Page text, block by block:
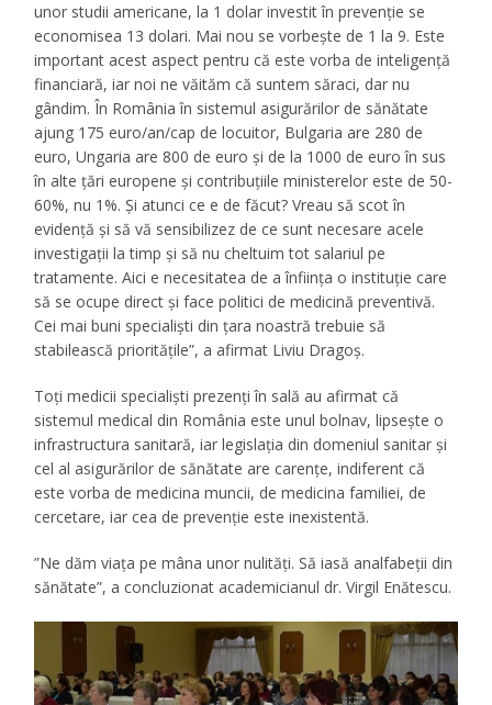
unor studii americane, la 1 dolar investit în prevenție se
economisea 13 dolari. Mai nou se vorbește de 1 la 9. Este
important acest aspect pentru că este vorba de inteligență
financiară, iar noi ne văităm că suntem săraci, dar nu
gândim. În România în sistemul asigurărilor de sănătate
ajung 175 euro/an/cap de locuitor, Bulgaria are 280 de
euro, Ungaria are 800 de euro și de la 1000 de euro în sus
în alte țări europene și contribuțiile ministerelor este de 50-
60%, nu 1%. Și atunci ce e de făcut? Vreau să scot în
evidență și să vă sensibilizez de ce sunt necesare acele
investigații la timp și să nu cheltuim tot salariul pe
tratamente. Aici e necesitatea de a înființa o instituție care
să se ocupe direct și face politici de medicină preventivă.
Cei mai buni specialiști din țara noastră trebuie să
stabilească prioritățile”, a afirmat Liviu Dragoș.
Toți medicii specialiști prezenți în sală au afirmat că
sistemul medical din România este unul bolnav, lipsește o
infrastructura sanitară, iar legislația din domeniul sanitar și
cel al asigurărilor de sănătate are carențe, indiferent că
este vorba de medicina muncii, de medicina familiei, de
cercetare, iar cea de prevenție este inexistentă.
”Ne dăm viața pe mâna unor nulități. Să iasă analfabeții din
sănătate”, a concluzionat academicianul dr. Virgil Enătescu.